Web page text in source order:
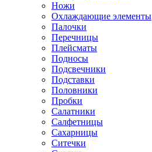
Ножи
Охлаждающие элементы
Палочки
Перечницы
Плейсматы
Подносы
Подсвечники
Подставки
Половники
Пробки
Салатники
Салфетницы
Сахарницы
Ситечки